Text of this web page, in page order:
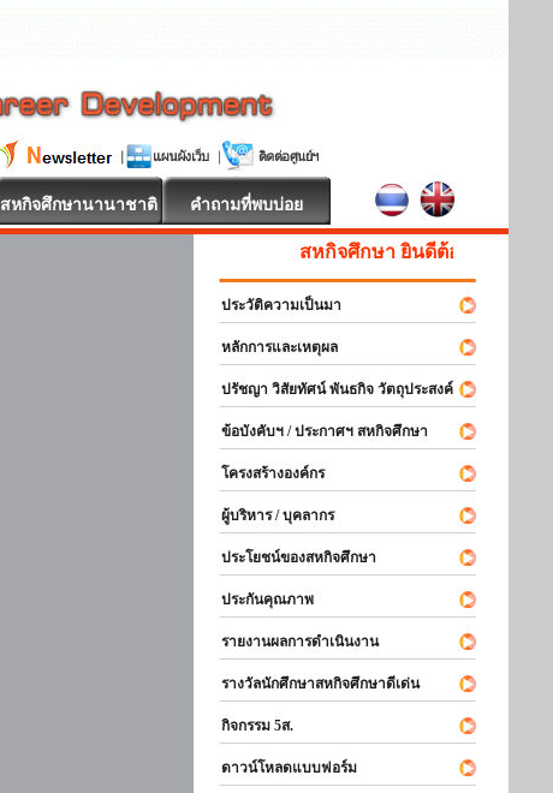
สหกิจศึกษานานาชาติ คำถามที่พบบ่อย
สหกิจศึกษา ยินดีต้อนรับ
ประวัติความเป็นมา
หลักการและเหตุผล
ปรัชญา วิสัยทัศน์ พันธกิจ วัตถุประสงค์
ข้อบังคับฯ / ประกาศฯ สหกิจศึกษา
โครงสร้างองค์กร
ผู้บริหาร / บุคลากร
ประโยชน์ของสหกิจศึกษา
ประกันคุณภาพ
รายงานผลการดำเนินงาน
รางวัลนักศึกษาสหกิจศึกษาดีเด่น
กิจกรรม 5ส.
ดาวน์โหลดแบบฟอร์ม